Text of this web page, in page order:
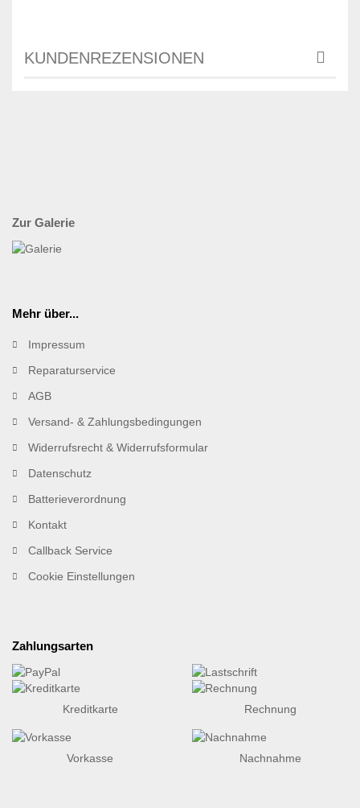
KUNDENREZENSIONEN
Zur Galerie
Mehr über...
Impressum
Reparaturservice
AGB
Versand- & Zahlungsbedingungen
Widerrufsrecht & Widerrufsformular
Datenschutz
Batterieverordnung
Kontakt
Callback Service
Cookie Einstellungen
Zahlungsarten
Kreditkarte Rechnung
Vorkasse Nachnahme